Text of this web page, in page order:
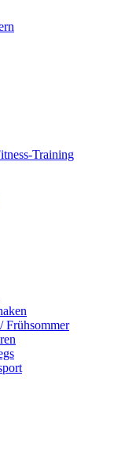
Training
Frühsommer